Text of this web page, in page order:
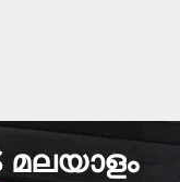
മലയാളം